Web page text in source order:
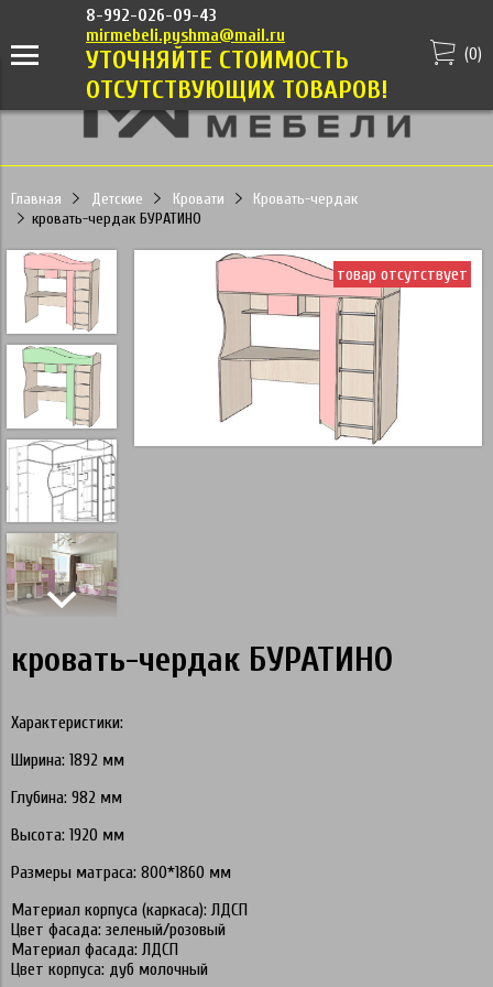
8-992-026-09-43
mirmebeli.pyshma@mail.ru
УТОЧНЯЙТЕ СТОИМОСТЬ
ОТСУТСТВУЮЩИХ ТОВАРОВ!
(0)
Главная Детские Кровати
Кровать-чердак
кровать-чердак БУРАТИНО
товар отсутствует
кровать-чердак БУРАТИНО
Характеристики:
Ширина: 1892 мм
Глубина: 982 мм
Высота: 1920 мм
Размеры матраса: 800*1860 мм
Материал корпуса (каркаса): ЛДСП
Цвет фасада: зеленый/розовый
Материал фасада: ЛДСП
Цвет корпуса: дуб молочный